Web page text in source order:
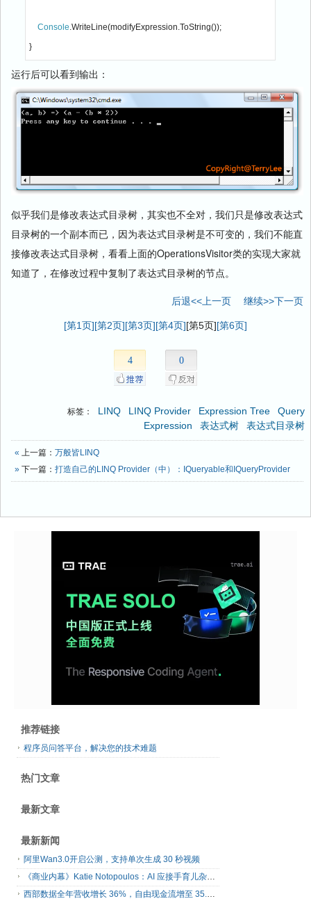
Console.WriteLine(modifyExpression.ToString());
}
运行后可以看到输出：
似乎我们是修改表达式目录树，其实也不全对，我们只是修改表达式
目录树的一个副本而已，因为表达式目录树是不可变的，我们不能直
接修改表达式目录树，看看上面的OperationsVisitor类的实现大家就
知道了，在修改过程中复制了表达式目录树的节点。
后退<<上一页 继续>>下一页
[第1页][第2页][第3页][第4页][第5页][第6页]
4 0
标签： LINQ LINQ Provider Expression Tree
Query
Expression
表达式树 表达式目录树
« 上一篇： 万般皆LINQ
» 下一篇： 打造自己的LINQ Provider（中）：IQueryable和IQueryProvider
推荐链接
程序员问答平台，解决您的技术难题
热门文章
最新文章
最新新闻
阿里Wan3.0开启公测，支持单次生成 30 秒视频
《商业内幕》Katie Notopoulos：AI 应接手育儿杂务，不应替代亲子相处
西部数据全年营收增长 36%，自由现金流增至 35.11 亿美元